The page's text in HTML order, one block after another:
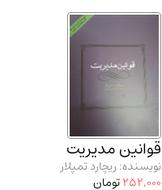
قوانین مدیریت
نویسنده: ریچارد تمپلار
252,000تومان